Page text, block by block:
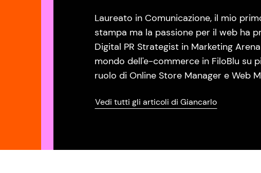
Laureato in Comunicazione, il mio
stampa ma la passione per il web ha
Digital PR Strategist in Marketing
mondo dell'e-commerce in FiloBlu su
ruolo di Online Store Manager e Web
Vedi tutti gli articoli di Giancarlo